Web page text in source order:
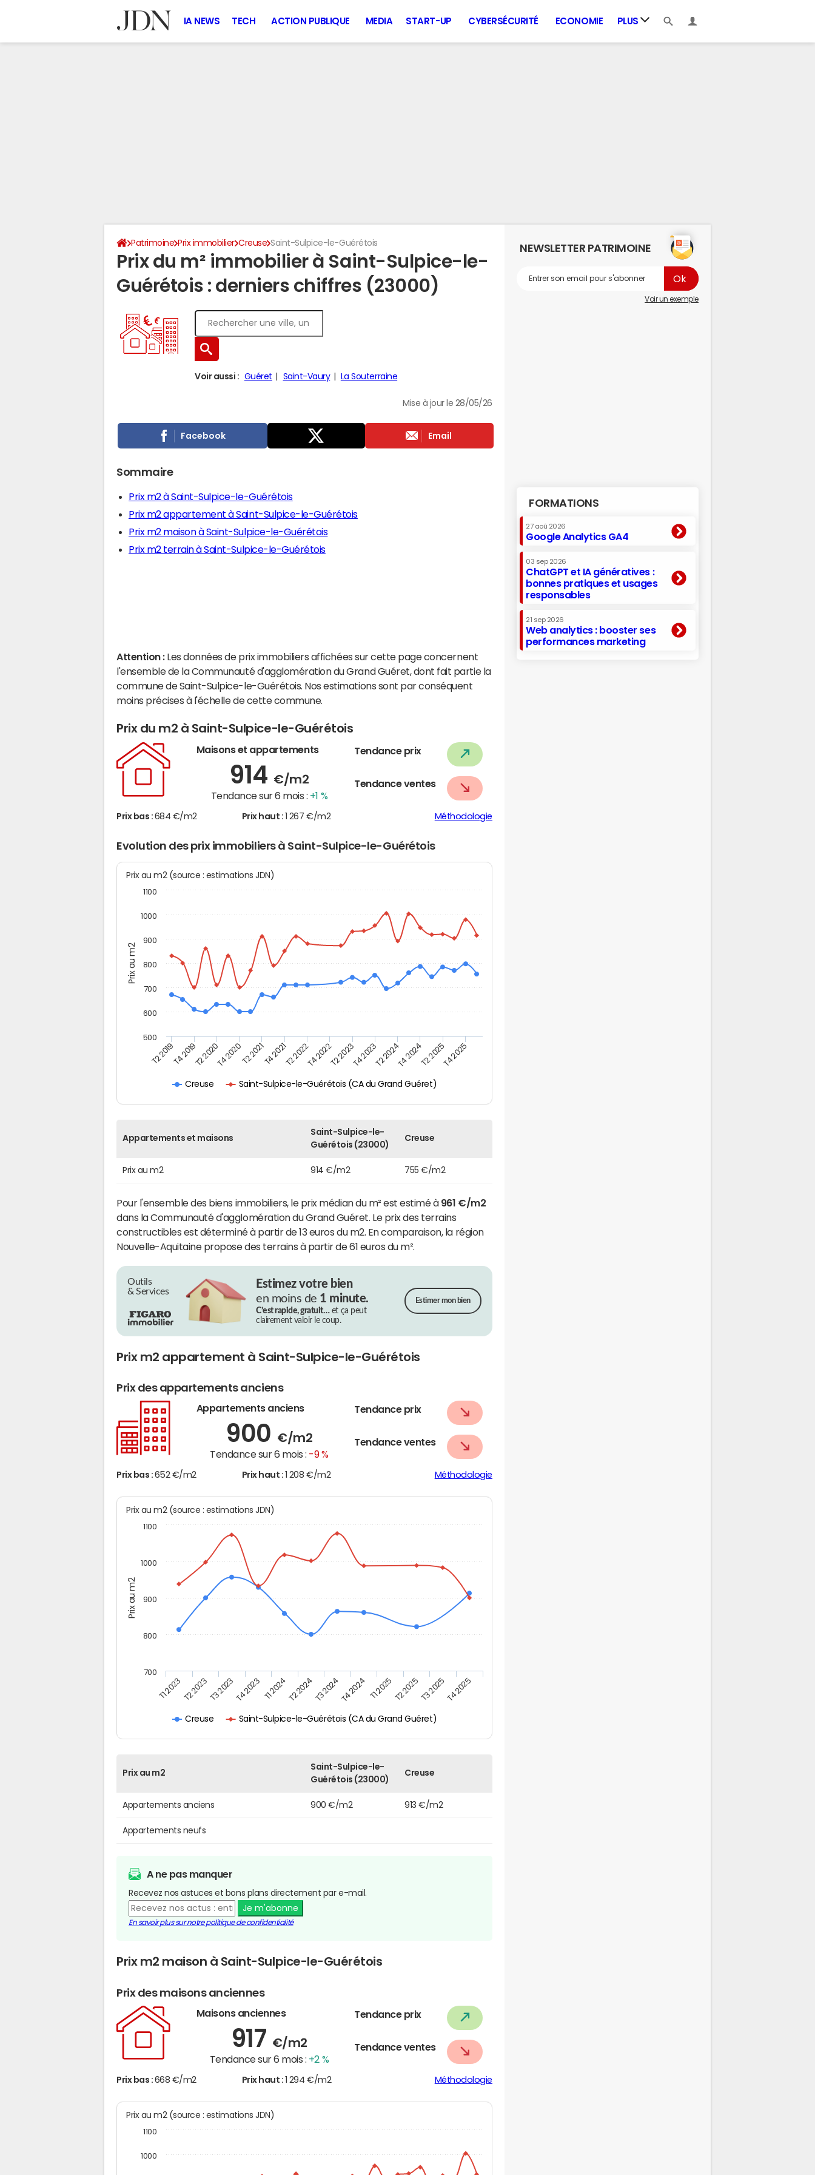
IA NEWS TECH ACTION PUBLIQUE MEDIA START-UP CYBERSÉCURITÉ ECONOMIE PLUS
Patrimoine Prix immobilier Creuse Saint-Sulpice-le-Guérétois
Prix du m² immobilier à Saint-Sulpice-le-
Guérétois : derniers chiffres (23000)
Voir aussi : Guéret Saint-Vaury La Souterraine
Mise à jour le 28/05/26
Facebook Email
Sommaire
Prix m2 à Saint-Sulpice-le-Guérétois
Prix m2 appartement à Saint-Sulpice-le-Guérétois
Prix m2 maison à Saint-Sulpice-le-Guérétois
Prix m2 terrain à Saint-Sulpice-le-Guérétois
Attention : Les données de prix immobiliers affichées sur cette page concernent
l'ensemble de la Communauté d'agglomération du Grand Guéret, dont fait partie la
commune de Saint-Sulpice-le-Guérétois. Nos estimations sont par conséquent
moins précises à l'échelle de cette commune.
Prix du m2 à Saint-Sulpice-le-Guérétois
Maisons et appartements
914 €/m2
Tendance sur 6 mois : +1 %
Tendance prix
Tendance ventes
Prix bas : 684 €/m2 Prix haut : 1 267 €/m2 Méthodologie
Evolution des prix immobiliers à Saint-Sulpice-le-Guérétois
Prix au m2
Prix au m2 (source : estimations JDN)
Creuse Saint-Sulpice-le-Guérétois (CA du Grand Guéret)
T2 2019T4 2019T2 2020T4 2020T2 2021T4 2021T2 2022T4 2022T2 2023T4 2023T2 2024T4 2024T2 2025T4 2025
500
600
700
800
900
1000
1100
Appartements et maisons
Saint-Sulpice-le-
Guérétois (23000)
Creuse
Prix au m2 914 €/m2 755 €/m2
Pour l'ensemble des biens immobiliers, le prix médian du m² est estimé à 961 €/m2
dans la Communauté d'agglomération du Grand Guéret. Le prix des terrains
constructibles est déterminé à partir de 13 euros du m2. En comparaison, la région
Nouvelle-Aquitaine propose des terrains à partir de 61 euros du m².
Outils
& Services
Estimez votre bien
en moins de 1 minute.
C’est rapide, gratuit…et ça peut
clairement valoir le coup.
Estimer mon bien
Prix m2 appartement à Saint-Sulpice-le-Guérétois
Prix des appartements anciens
Appartements anciens
900 €/m2
Tendance sur 6 mois : -9 %
Tendance prix
Tendance ventes
Prix bas : 652 €/m2 Prix haut : 1 208 €/m2 Méthodologie
Prix au m2
Prix au m2 (source : estimations JDN)
Creuse Saint-Sulpice-le-Guérétois (CA du Grand Guéret)
T1 2023T2 2023T3 2023T4 2023T1 2024T2 2024T3 2024T4 2024 T1 2025T2 2025T3 2025T4 2025
700
800
900
1000
1100
Prix au m2
Saint-Sulpice-le-
Guérétois (23000)
Creuse
Appartements anciens 900 €/m2 913 €/m2
Appartements neufs
A ne pas manquer
Recevez nos astuces et bons plans directement par e-mail.
Je m'abonne
En savoir plus sur notre politique de confidentialité
Prix m2 maison à Saint-Sulpice-le-Guérétois
Prix des maisons anciennes
Maisons anciennes
917 €/m2
Tendance sur 6 mois : +2 %
Tendance prix
Tendance ventes
Prix bas : 668 €/m2 Prix haut : 1 294 €/m2 Méthodologie
Prix au m2 (source : estimations JDN)
1000
1100
NEWSLETTER PATRIMOINE
Voir un exemple
FORMATIONS
27 aoû 2026
Google Analytics GA4
03 sep 2026
ChatGPT et IA génératives :
bonnes pratiques et usages
responsables
21 sep 2026
Web analytics : booster ses
performances marketing